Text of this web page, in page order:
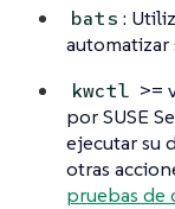
bats :
automatizar
kwctl >=
por SUSE
ejecutar su
otras
pruebas de